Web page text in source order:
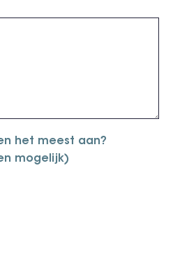
het meest aan?
mogelijk)